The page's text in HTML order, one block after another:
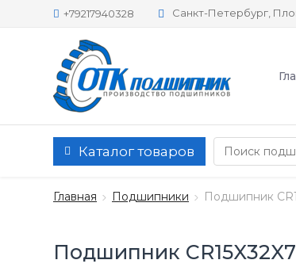
+79217940328 Санкт-Петербург,
Каталог товаров
Главная Подшипники Подшипник
Подшипник